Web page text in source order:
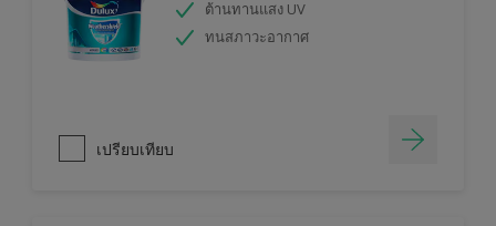
ต้านทานแสง UV
ทนสภาวะอากาศ
เปรียบเทียบ